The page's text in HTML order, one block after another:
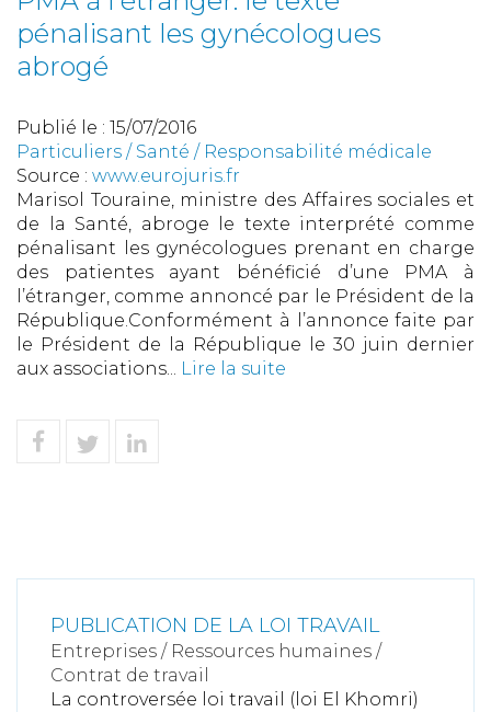
pénalisant les gynécologues
abrogé
Publié le : 15/07/2016
Particuliers / Santé / Responsabilité médicale
Source : www.eurojuris.fr
Marisol Touraine, ministre des Affaires sociales et
de la Santé, abroge le texte interprété comme
pénalisant les gynécologues prenant en charge
des patientes ayant bénéficié d’une PMA à
l’étranger, comme annoncé par le Président de la
République.Conformément à l’annonce faite par
le Président de la République le 30 juin dernier
aux associations... Lire la suite
PUBLICATION DE LA LOI TRAVAIL
Entreprises / Ressources humaines /
Contrat de travail
La controversée loi travail (loi El Khomri)